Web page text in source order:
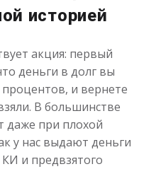
историей
акция: первый
деньги в долг вы
процентов, и вернете
В большинстве
даже при плохой
у нас выдают деньги
и предвзятого